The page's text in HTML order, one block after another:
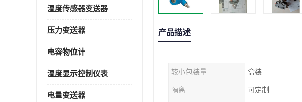
温度传感器变送器
压力变送器
电容物位计
温度显示控制仪表
电量变送器
产品描述
较小包装量 盒装
隔离 可定制